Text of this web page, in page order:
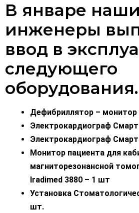
В январе наши
инженеры
ввод в
следующего
оборудования.
Дефибриллятор – монитор
Электрокардиограф
Электрокардиограф
Монитор пациента для
магниторезонансной
Iradimed 3880 – 1 шт
Установка
шт.